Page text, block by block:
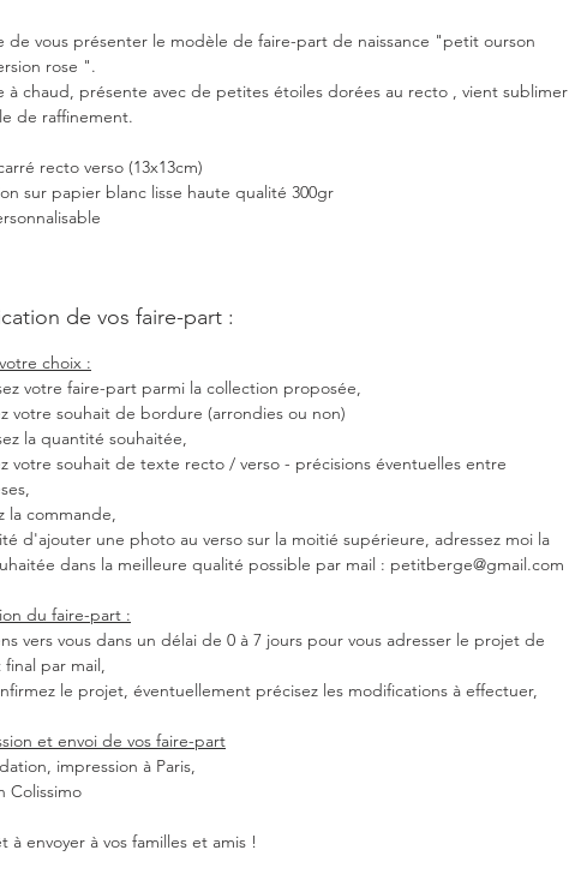
de vous présenter le modèle de faire-part de naissance "petit ourson
rose ".
à chaud, présente avec de petites étoiles dorées au recto , vient sublimer
de raffinement.
recto verso (13x13cm)
sur papier blanc lisse haute qualité 300gr
de vos faire-part :
choix :
votre faire-part parmi la collection proposée,
votre souhait de bordure (arrondies ou non)
la quantité souhaitée,
votre souhait de texte recto / verso - précisions éventuelles entre
la commande,
d'ajouter une photo au verso sur la moitié supérieure, adressez moi la
dans la meilleure qualité possible par mail : petitberge@gmail.com
du faire-part :
vers vous dans un délai de 0 à 7 jours pour vous adresser le projet de
par mail,
le projet, éventuellement précisez les modifications à effectuer,
et envoi de vos faire-part
impression à Paris,
Colissimo
à envoyer à vos familles et amis !